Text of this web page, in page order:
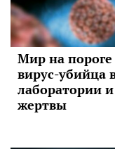
Мир на
вирус-убийца
лаборатории
жертвы